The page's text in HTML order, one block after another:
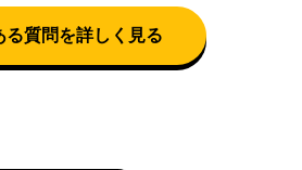
するご連絡をさせて頂きます。
る質問を詳しく見る